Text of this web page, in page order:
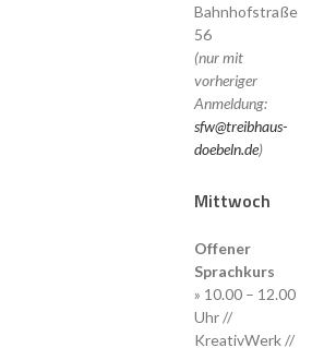
Bahnhofstraße
56
(nur mit
vorheriger
Anmeldung:
sfw@treibhaus-
doebeln.de)
Mittwoch
Offener
Sprachkurs
» 10.00 – 12.00
Uhr //
KreativWerk //